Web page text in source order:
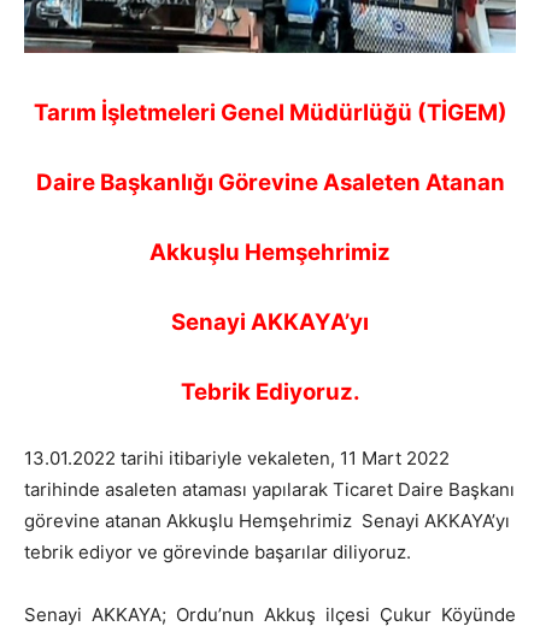
Tarım İşletmeleri Genel Müdürlüğü (TİGEM)
Daire Başkanlığı Görevine Asaleten Atanan
Akkuşlu Hemşehrimiz
Senayi AKKAYA’yı
Tebrik Ediyoruz.
13.01.2022 tarihi itibariyle vekaleten, 11 Mart 2022
tarihinde asaleten ataması yapılarak Ticaret Daire Başkanı
görevine atanan Akkuşlu Hemşehrimiz Senayi AKKAYA’yı
tebrik ediyor ve görevinde başarılar diliyoruz.
Senayi AKKAYA; Ordu’nun Akkuş ilçesi Çukur Köyünde